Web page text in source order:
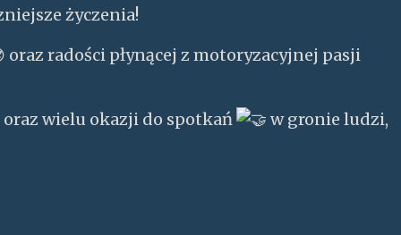
życzenia!
oraz radości płynącej z motoryzacyjnej pasji
wielu okazji do spotkań w gronie ludzi,